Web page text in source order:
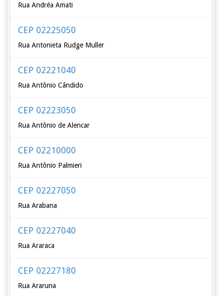
Rua Andréa Amati
CEP 02225050
Rua Antonieta Rudge Muller
CEP 02221040
Rua Antônio Cândido
CEP 02223050
Rua Antônio de Alencar
CEP 02210000
Rua Antônio Palmieri
CEP 02227050
Rua Arabana
CEP 02227040
Rua Araraca
CEP 02227180
Rua Araruna